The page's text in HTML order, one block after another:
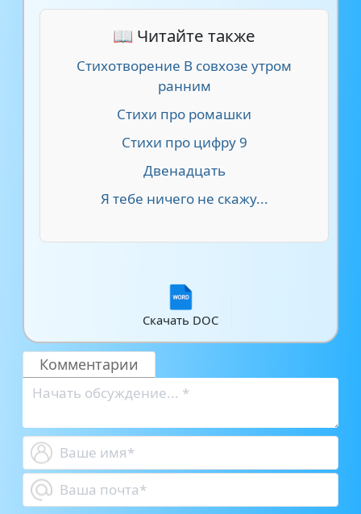
📖 Читайте также
Стихотворение В совхозе утром
ранним
Стихи про ромашки
Стихи про цифру 9
Двенадцать
Я тебе ничего не скажу...
Скачать DOC
Комментарии